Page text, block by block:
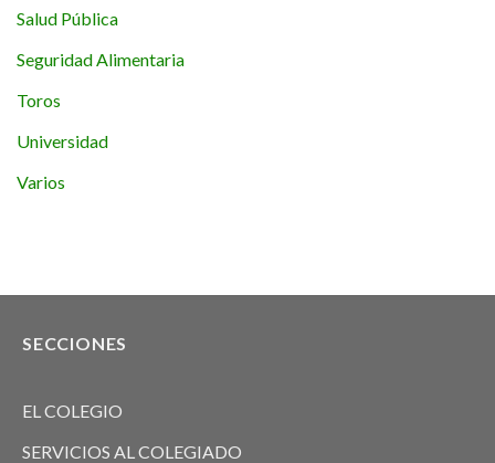
Salud Pública
Seguridad Alimentaria
Toros
Universidad
Varios
SECCIONES
EL COLEGIO
SERVICIOS AL COLEGIADO